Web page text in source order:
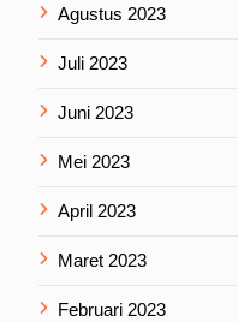
Agustus 2023
Juli 2023
Juni 2023
Mei 2023
April 2023
Maret 2023
Februari 2023